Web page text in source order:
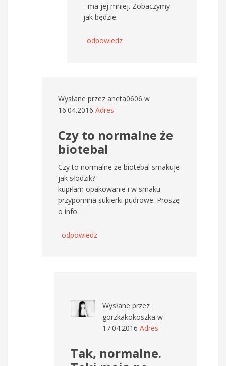
- ma jej mniej. Zobaczymy
jak będzie.
odpowiedz
Wysłane przez aneta0606 w
16.04.2016 Adres
Czy to normalne że
biotebal
Czy to normalne że biotebal smakuje
jak słodzik?
kupiłam opakowanie i w smaku
przypomina sukierki pudrowe. Proszę
o info.
odpowiedz
Wysłane przez
gorzkakokoszka w
17.04.2016 Adres
Tak, normalne.